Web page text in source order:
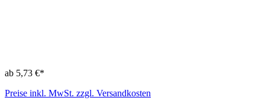
ab 5,73 €*
Preise inkl. MwSt. zzgl. Versandkosten